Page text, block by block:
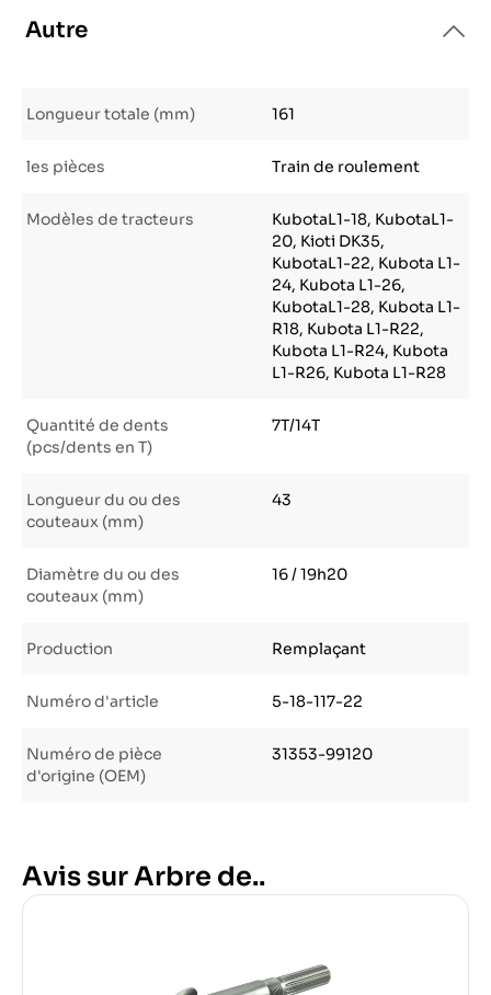
Autre
Longueur totale (mm) 161
les pièces Train de roulement
Modèles de tracteurs
KubotaL1-18, KubotaL1-
20, Kioti DK35,
KubotaL1-22, Kubota L1-
24, Kubota L1-26,
KubotaL1-28, Kubota L1-
R18, Kubota L1-R22,
Kubota L1-R24, Kubota
L1-R26, Kubota L1-R28
Quantité de dents
(pcs/dents en T)
7T/14T
Longueur du ou des
couteaux (mm)
43
Diamètre du ou des
couteaux (mm)
16 / 19h20
Production Remplaçant
Numéro d'article 5-18-117-22
Numéro de pièce
d'origine (OEM)
31353-99120
Avis sur Arbre de..